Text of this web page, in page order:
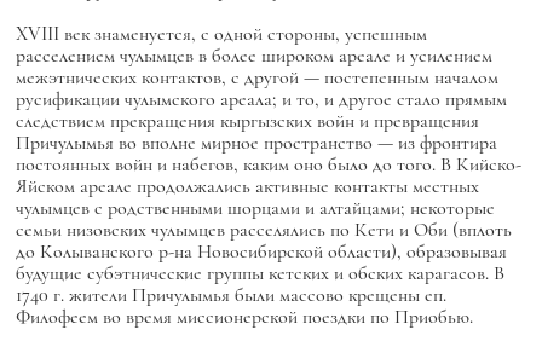
XVIII век знаменуется, с одной стороны, успешным
расселением чулымцев в более широком ареале и усилением
межэтнических контактов, с другой — постепенным началом
русификации чулымского ареала; и то, и другое стало прямым
следствием прекращения кыргызских войн и превращения
Причулымья во вполне мирное пространство — из фронтира
постоянных войн и набегов, каким оно было до того. В Кийско-
Яйском ареале продолжались активные контакты местных
чулымцев с родственными шорцами и алтайцами; некоторые
семьи низовских чулымцев расселялись по Кети и Оби (вплоть
до Колыванского р-на Новосибирской области), образовывая
будущие субэтнические группы кетских и обских карагасов. В
1740 г. жители Причулымья были массово крещены еп.
Филофеем во время миссионерской поездки по Приобью.